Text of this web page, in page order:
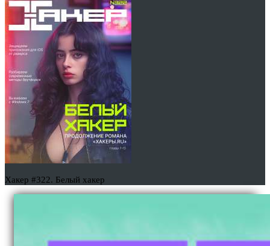
Хакер #322. Белый хакер